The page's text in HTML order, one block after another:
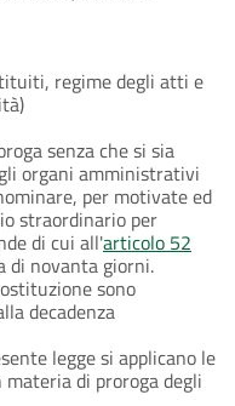
regime degli atti e
senza che si sia
organi amministrativi
per motivate ed
straordinario per
di cui all'articolo 52
di novanta giorni.
sono
decadenza
legge si applicano le
di proroga degli